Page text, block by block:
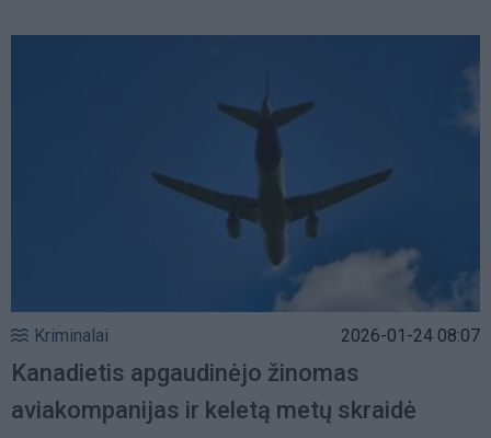
Kriminalai 2026-01-24 08:07
Kanadietis apgaudinėjo žinomas
aviakompanijas ir keletą metų skraidė